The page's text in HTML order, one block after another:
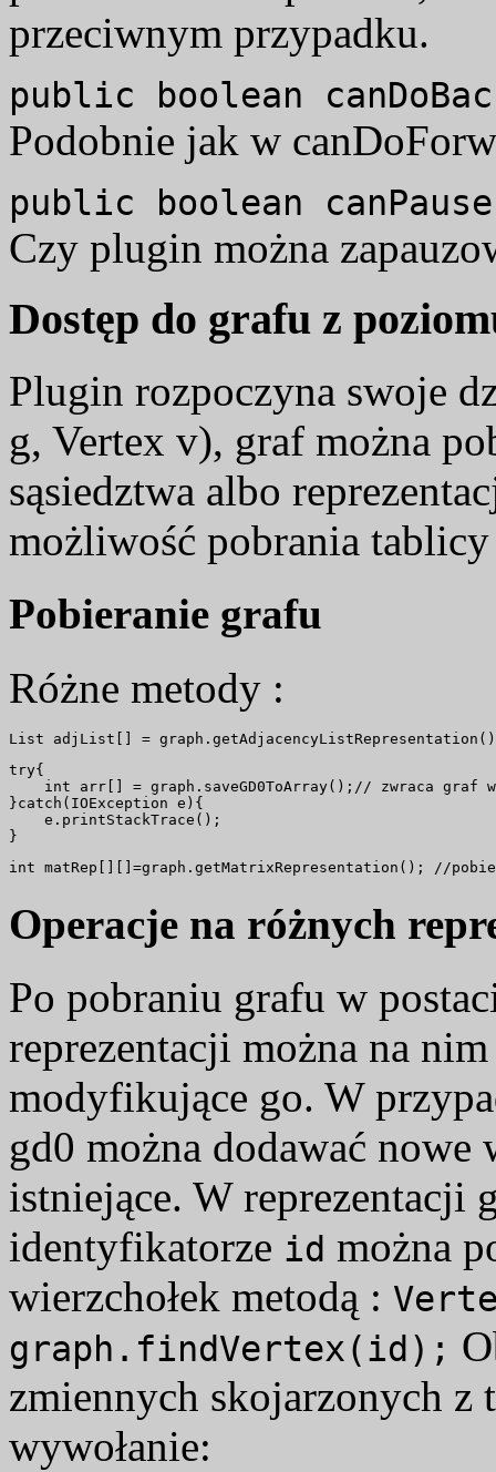
przeciwnym przypadku.
public boolean
Podobnie jak w
public boolean
Czy plugin można
Dostęp do grafu z
Plugin rozpoczyna swoje
g, Vertex v), graf można
sąsiedztwa albo
możliwość pobrania
Pobieranie grafu
Różne metody :
try{
int arr[] = graph.saveGD0ToArray();// zwraca graf
}catch(IOException e){
    e.printStackTrace();
Operacje na różnych
Po pobraniu grafu w
reprezentacji można na
modyfikujące go. W
gd0 można dodawać nowe
istniejące. W reprezentacji
identyfikatorze id można
wierzchołek metodą :
graph.findVertex(id);
zmiennych skojarzonych z
wywołanie: